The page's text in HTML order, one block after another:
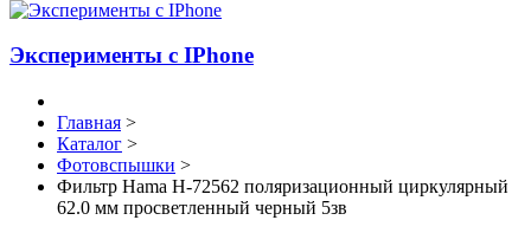
Эксперименты с IPhone
Главная >
Каталог >
Фотовспышки >
Фильтр Hama H-72562 поляризационный циркулярный
62.0 мм просветленный черный 5зв